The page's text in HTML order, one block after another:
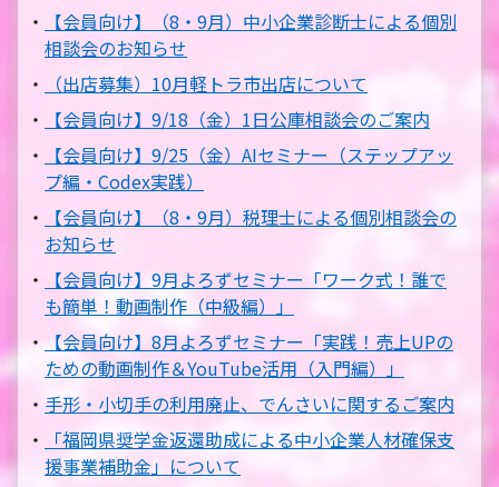
【会員向け】（8・9月）中小企業診断士による個別
相談会のお知らせ
（出店募集）10月軽トラ市出店について
【会員向け】9/18（金）1日公庫相談会のご案内
【会員向け】9/25（金）AIセミナー（ステップアッ
プ編・Codex実践）
【会員向け】（8・9月）税理士による個別相談会の
お知らせ
【会員向け】9月よろずセミナー「ワーク式！誰で
も簡単！動画制作（中級編）」
【会員向け】8月よろずセミナー「実践！売上UPの
ための動画制作＆YouTube活用（入門編）」
手形・小切手の利用廃止、でんさいに関するご案内
「福岡県奨学金返還助成による中小企業人材確保支
援事業補助金」について